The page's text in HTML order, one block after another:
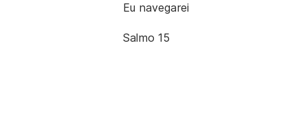
Eu navegarei
Salmo 15